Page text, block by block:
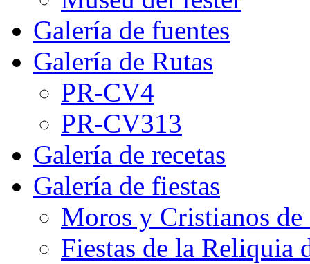
Galería de fuentes
Galería de Rutas
PR-CV4
PR-CV313
Galería de recetas
Galería de fiestas
Moros y Cristianos de
Fiestas de la Reliquia